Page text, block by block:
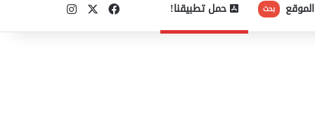
بحث حمل تطبيقنا! فيسبوكانستقرام